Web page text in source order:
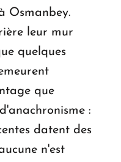
Osmanbey.
leur mur
quelques
que
:
datent des
n'est